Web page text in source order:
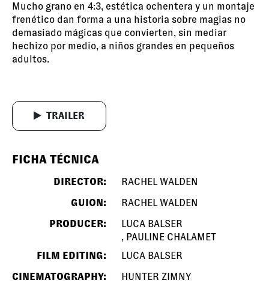
Mucho grano en 4:3, estética ochentera y un montaje
frenético dan forma a una historia sobre magias no
demasiado mágicas que convierten, sin mediar
hechizo por medio, a niños grandes en pequeños
adultos.
TRAILER
FICHA TÉCNICA
DIRECTOR:
RACHEL WALDEN
GUION:
RACHEL WALDEN
PRODUCER:
LUCA BALSER
PAULINE CHALAMET
FILM EDITING:
LUCA BALSER
CINEMATOGRAPHY:
HUNTER ZIMNY